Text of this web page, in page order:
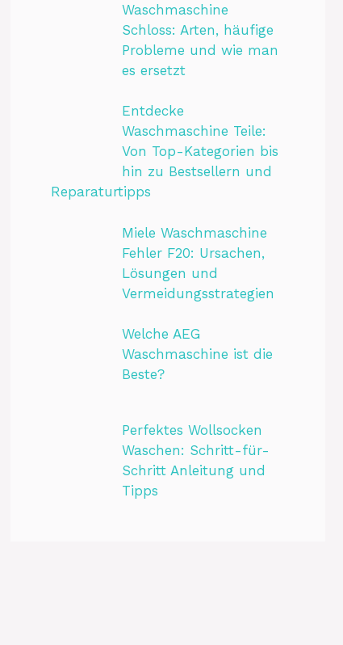
Waschmaschine
Schloss: Arten, häufige
Probleme und wie man
es ersetzt
Entdecke
Waschmaschine Teile:
Von Top-Kategorien bis
hin zu Bestsellern und
Reparaturtipps
Miele Waschmaschine
Fehler F20: Ursachen,
Lösungen und
Vermeidungsstrategien
Welche AEG
Waschmaschine ist die
Beste?
Perfektes Wollsocken
Waschen: Schritt-für-
Schritt Anleitung und
Tipps